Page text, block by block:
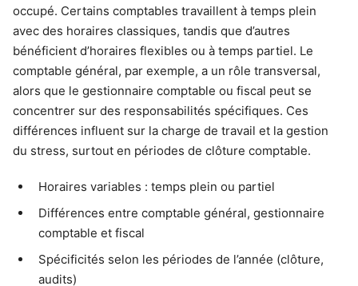
occupé. Certains comptables travaillent à temps plein
avec des horaires classiques, tandis que d’autres
bénéficient d’horaires flexibles ou à temps partiel. Le
comptable général, par exemple, a un rôle transversal,
alors que le gestionnaire comptable ou fiscal peut se
concentrer sur des responsabilités spécifiques. Ces
différences influent sur la charge de travail et la gestion
du stress, surtout en périodes de clôture comptable.
Horaires variables : temps plein ou partiel
Différences entre comptable général, gestionnaire
comptable et fiscal
Spécificités selon les périodes de l’année (clôture,
audits)